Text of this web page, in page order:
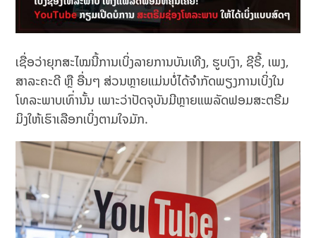
ເຊື່ອວ່າຍຸກສະໄໝນີ້ການເບິ່ງລາຍການບັນເທີງ, ຮູບເງົາ, ຊີຣີ້, ເພງ,
ສາລະຄະດີ ຫຼື ອື່ນໆ ສ່ວນຫຼາຍແມ່ນບໍ່ໄດ້ຈຳກັດພຽງການເບິ່ງໃນ
ໂທລະພາບເທົ່ານັ້ນ ເພາະວ່າປັດຈຸບັນມີຫຼາຍແພລັດຟອມສະຕຣີມ
ມິງໃຫ້ເຮົາເລືອກເບິ່ງຕາມໃຈມັກ.